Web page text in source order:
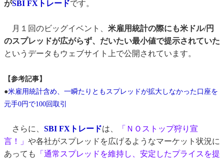
がSBI FXトレードです。
月１回のビッグイベント、 米雇用統計の際にも米ドル/円
のスプレッドが広がらず、だいたい最小値で提示されていた
というデータもウェブサイト上で公開されています。
【参考記事】
●米雇用統計含め、一瞬たりともスプレッドが拡大しなかった口座を
元手0円で100回取引
さらに、 SBI FXトレードは、
「ＮＯストップ狩り宣
言！」 や各社がスプレッドを広げるようなマーケット状況に
あっても
「通常スプレッドを維持し、安定したプライスを提